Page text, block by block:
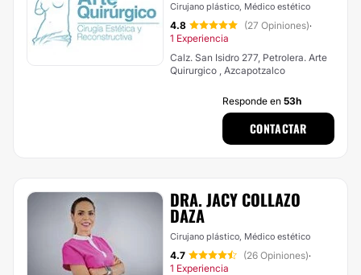
Cirujano plástico, Médico estético
4.8 (27 Opiniones)·
1 Experiencia
Calz. San Isidro 277, Petrolera. Arte
Quirurgico , Azcapotzalco
Responde en 53h
CONTACTAR
DRA. JACY COLLAZO
DAZA
Cirujano plástico, Médico estético
4.7 (26 Opiniones)·
1 Experiencia